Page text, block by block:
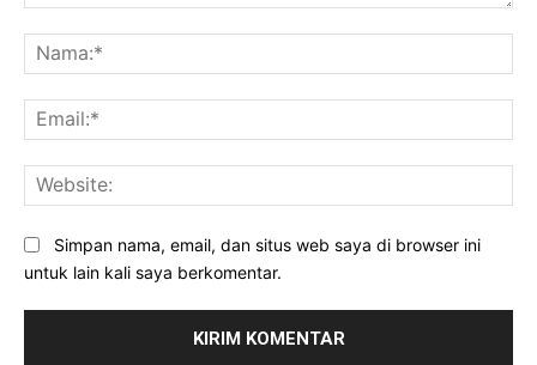
Simpan nama, email, dan situs web saya di browser ini
untuk lain kali saya berkomentar.